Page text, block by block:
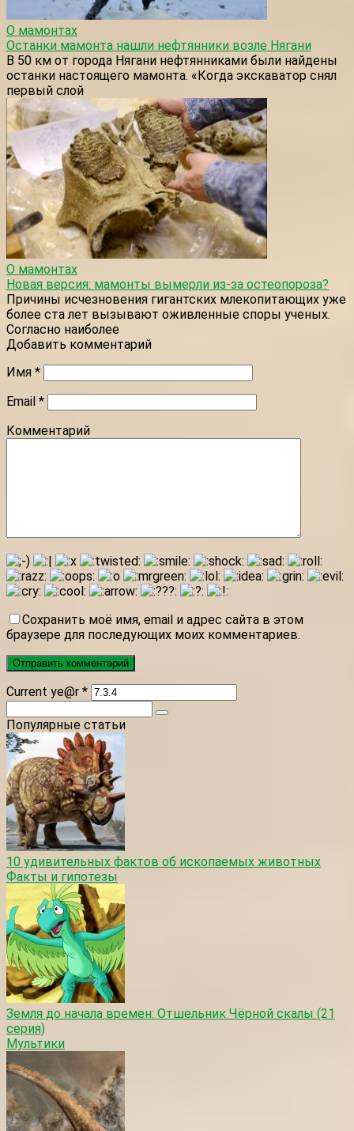
О мамонтах
Останки мамонта нашли нефтянники возле Нягани
В 50 км от города Нягани нефтянниками были найдены
останки настоящего мамонта. «Когда экскаватор снял
первый слой
О мамонтах
Новая версия: мамонты вымерли из-за остеопороза?
Причины исчезновения гигантских млекопитающих уже
более ста лет вызывают оживленные споры ученых.
Согласно наиболее
Добавить комментарий
Имя *
Email *
Комментарий
Сохранить моё имя, email и адрес сайта в этом
браузере для последующих моих комментариев.
Current ye@r *
Популярные статьи
10 удивительных фактов об ископаемых животных
Факты и гипотезы
Земля до начала времен: Отшельник Чёрной скалы (21
серия)
Мультики